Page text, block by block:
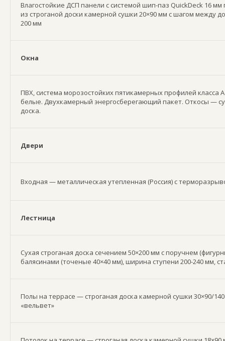
Влагостойкие ДСП панели с системой шип-паз QuickDeck 16
из строганой доски камерной сушки 20×90 мм с шагом между
200 мм
Окна
ПВХ, система морозостойких пятикамерных профилей класса
белые. Двухкамерный энергосберегающий пакет. Откосы —
доска.
Двери
Входная — металлическая утепленная (Россия) с
Лестница
Сухая строганая доска сечением 50×200 мм с поручнем
балясинами (точеные 40×40 мм), ширина ступени 200-240 мм,
Полы на террасе — строганая доска камерной сушки 30×90/
«вельвет»